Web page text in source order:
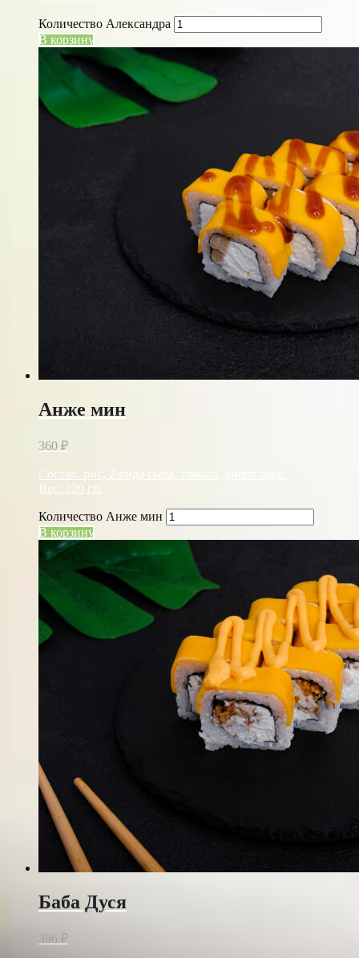
Количество Александра
В корзину
Анже мин
360 ₽
Состав: рис, 2 вида сыра, томаго, унаги соус.
Вес: 220 гр.
Количество Анже мин
В корзину
Баба Дуся
386 ₽